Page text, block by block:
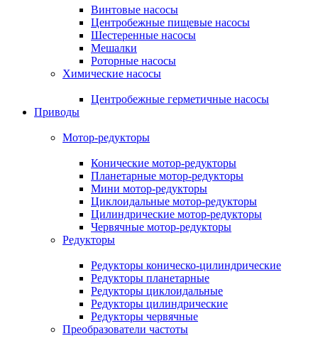
Винтовые насосы
Центробежные пищевые насосы
Шестеренные насосы
Мешалки
Роторные насосы
Химические насосы
Центробежные герметичные насосы
Приводы
Мотор-редукторы
Конические мотор-редукторы
Планетарные мотор-редукторы
Мини мотор-редукторы
Циклоидальные мотор-редукторы
Цилиндрические мотор-редукторы
Червячные мотор-редукторы
Редукторы
Редукторы коническо-цилиндрические
Редукторы планетарные
Редукторы циклоидальные
Редукторы цилиндрические
Редукторы червячные
Преобразователи частоты